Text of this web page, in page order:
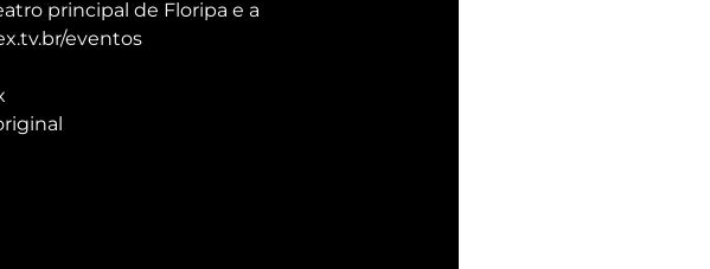
principal de Floripa e a
eventos